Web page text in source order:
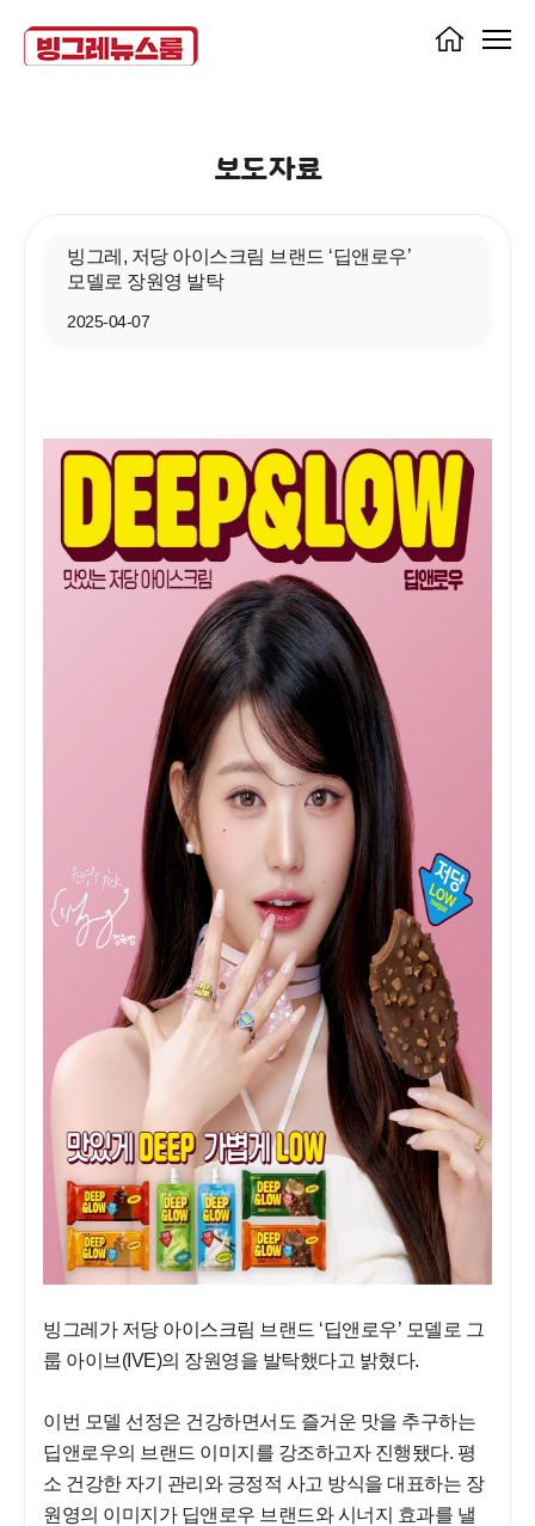
보도자료
빙그레, 저당 아이스크림 브랜드 ‘딥앤로우’
모델로 장원영 발탁
2025-04-07
빙그레가 저당 아이스크림 브랜드 ‘딥앤로우’ 모델로 그
룹 아이브(IVE)의 장원영을 발탁했다고 밝혔다.
이번 모델 선정은 건강하면서도 즐거운 맛을 추구하는
딥앤로우의 브랜드 이미지를 강조하고자 진행됐다. 평
소 건강한 자기 관리와 긍정적 사고 방식을 대표하는 장
원영의 이미지가 딥앤로우 브랜드와 시너지 효과를 낼